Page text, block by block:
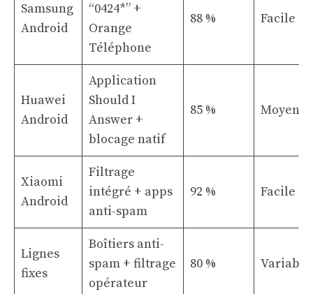
Samsung
Android
“0424*” +
Orange
Téléphone
88 % Facile
Huawei
Android
Application
Should I
Answer +
blocage natif
85 %
Xiaomi
Android
Filtrage
intégré + apps
anti-spam
92 % Facile
Lignes
fixes
Boîtiers anti-
spam + filtrage
opérateur
80 % Variable